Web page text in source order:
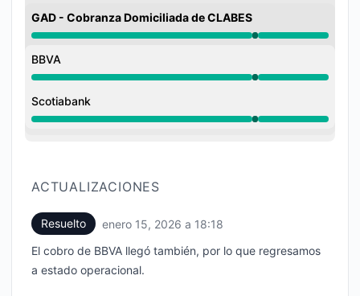
GAD - Cobranza Domiciliada de CLABES
En funcionamiento de 6:02 PM a 6:18 PM
BBVA
En funcionamiento de 6:02 PM a 6:18 PM
Scotiabank
En funcionamiento de 6:02 PM a 6:18 PM
ACTUALIZACIONES
Resuelto enero 15, 2026 a 18:18
El cobro de BBVA llegó también, por lo que regresamos
a estado operacional.